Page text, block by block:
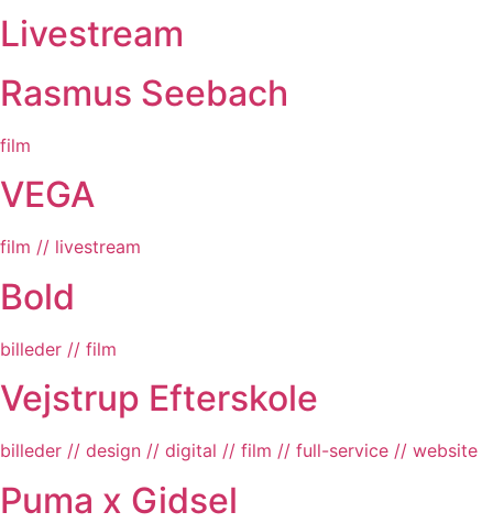
Livestream
Rasmus Seebach
film
VEGA
film // livestream
Bold
billeder // film
Vej­strup Efter­skole
billeder // design // digital // film // full-service // website
Puma x Gidsel